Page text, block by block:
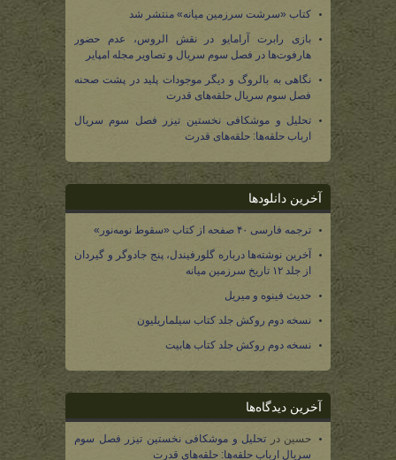
کتاب «سرشت سرزمین میانه» منتشر شد
بازی رابرت آرامایو در نقش الروس، عدم حضور
هارفوت‌ها در فصل سوم سریال و تصاویر مجله امپایر
نگاهی به بالروگ و دیگر موجودات پلید در پشت صحنه
فصل سوم سریال حلقه‌های قدرت
تحلیل و موشکافی نخستین تیزر فصل سوم سریال
ارباب حلقه‌ها: حلقه‌های قدرت
آخرین دانلودها
ترجمه فارسی ۴۰ صفحه از کتاب «سقوط نومه‌نور»
آخرین نوشته‌ها درباره گلورفیندل، پنج جادوگر و گیردان
از جلد ۱۲ تاریخ سرزمین میانه
حدیث فینوه و میریل
نسخه دوم روکش جلد کتاب سیلماریلیون
نسخه دوم روکش جلد کتاب هابیت
آخرین دیدگاه‌ها
حسین در تحلیل و موشکافی نخستین تیزر فصل سوم
سریال ارباب حلقه‌ها: حلقه‌های قدرت